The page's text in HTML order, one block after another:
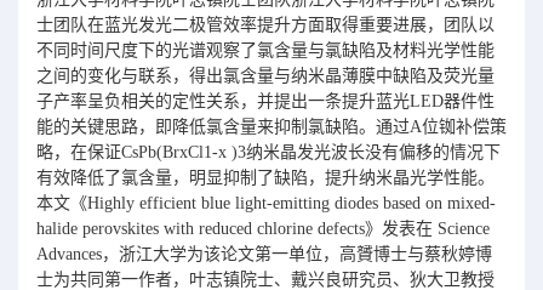
士团队在蓝光发光二极管效率提升方面取得重要进展，团队以
不同时间尺度下的光谱观察了氯含量与氯缺陷及材料光学性能
之间的变化与联系，得出氯含量与纳米晶薄膜中缺陷及荧光量
子产率呈负相关的定性关系，并提出一条提升蓝光LED器件性
能的关键思路，即降低氯含量来抑制氯缺陷。通过A位铷补偿策
略，在保证CsPb(BrxCl1-x )3纳米晶发光波长没有偏移的情况下
有效降低了氯含量，明显抑制了缺陷，提升纳米晶光学性能。
本文《Highly efficient blue light-emitting diodes based on mixed-
halide perovskites with reduced chlorine defects》发表在 Science
Advances，浙江大学为该论文第一单位，高贇博士与蔡秋婷博
士为共同第一作者，叶志镇院士、戴兴良研究员、狄大卫教授